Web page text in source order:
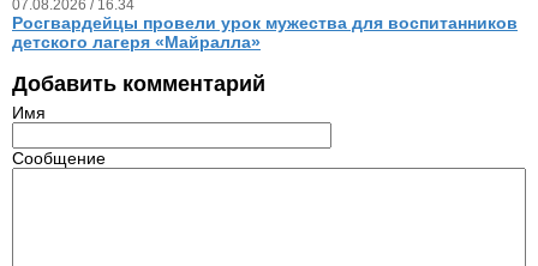
07.08.2026 / 16.34
Росгвардейцы провели урок мужества для воспитанников
детского лагеря «Майралла»
Добавить комментарий
Имя
Сообщение